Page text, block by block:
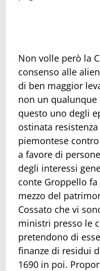
Non volle però la
consenso alle
di ben maggior
non un
questo uno degli
ostinata
piemontese
a favore di
degli interessi
conte Groppello
mezzo del
Cossato che vi
ministri presso le
pretendono di
finanze di residui
1690 in poi.